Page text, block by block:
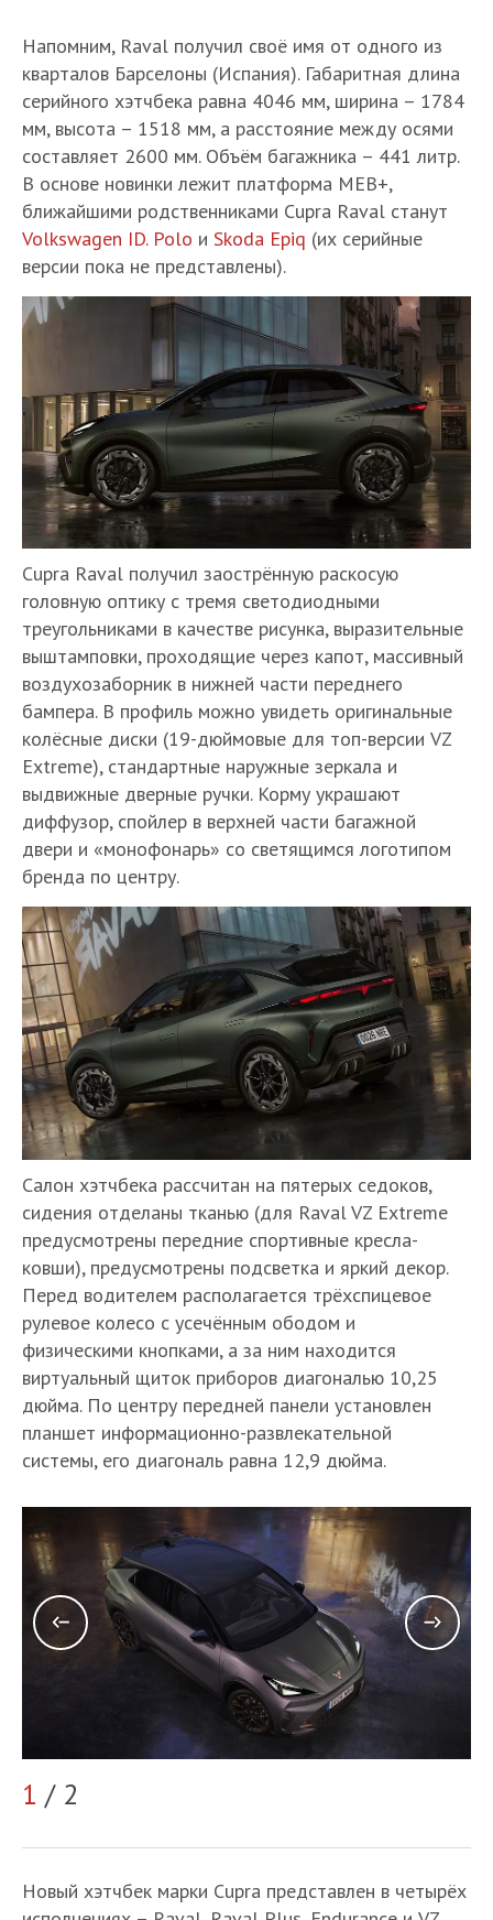
Напомним, Raval получил своё имя от одного из
кварталов Барселоны (Испания). Габаритная длина
серийного хэтчбека равна 4046 мм, ширина – 1784
мм, высота – 1518 мм, а расстояние между осями
составляет 2600 мм. Объём багажника – 441 литр.
В основе новинки лежит платформа MEB+,
ближайшими родственниками Cupra Raval станут
Volkswagen ID. Polo и Skoda Epiq (их серийные
версии пока не представлены).
Cupra Raval получил заострённую раскосую
головную оптику с тремя светодиодными
треугольниками в качестве рисунка, выразительные
выштамповки, проходящие через капот, массивный
воздухозаборник в нижней части переднего
бампера. В профиль можно увидеть оригинальные
колёсные диски (19-дюймовые для топ-версии VZ
Extreme), стандартные наружные зеркала и
выдвижные дверные ручки. Корму украшают
диффузор, спойлер в верхней части багажной
двери и «монофонарь» со светящимся логотипом
бренда по центру.
Салон хэтчбека рассчитан на пятерых седоков,
сидения отделаны тканью (для Raval VZ Extreme
предусмотрены передние спортивные кресла-
ковши), предусмотрены подсветка и яркий декор.
Перед водителем располагается трёхспицевое
рулевое колесо с усечённым ободом и
физическими кнопками, а за ним находится
виртуальный щиток приборов диагональю 10,25
дюйма. По центру передней панели установлен
планшет информационно-развлекательной
системы, его диагональ равна 12,9 дюйма.
1 / 2
Новый хэтчбек марки Cupra представлен в четырёх